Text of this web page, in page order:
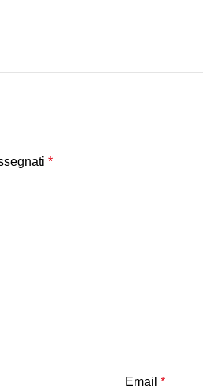
*
Email *